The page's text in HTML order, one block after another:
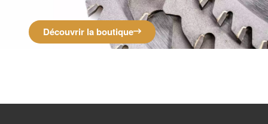
Découvrir la boutique